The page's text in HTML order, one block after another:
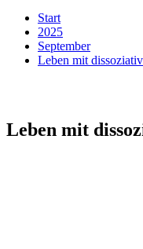
Start
2025
September
Leben mit
Leben mit